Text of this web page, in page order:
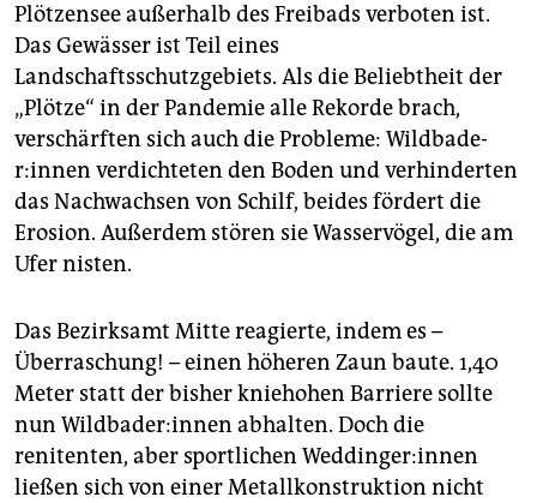
Plötzensee außerhalb des Freibads verboten ist.
Das Gewässer ist Teil eines
Landschaftsschutzgebiets. Als die Beliebtheit der
„Plötze“ in der Pandemie alle Rekorde brach,
verschärften sich auch die Probleme: Wild­ba­de­
r:in­nen verdichteten den Boden und verhinderten
das Nachwachsen von Schilf, beides fördert die
Erosion. Außerdem stören sie Wasservögel, die am
Ufer nisten.
Das Bezirksamt Mitte reagierte, indem es –
Überraschung! – einen höheren Zaun baute. 1,40
Meter statt der bisher kniehohen Barriere sollte
nun Wild­ba­de­r:in­nen abhalten. Doch die
renitenten, aber sportlichen Wed­din­ge­r:in­nen
ließen sich von einer Metallkonstruktion nicht